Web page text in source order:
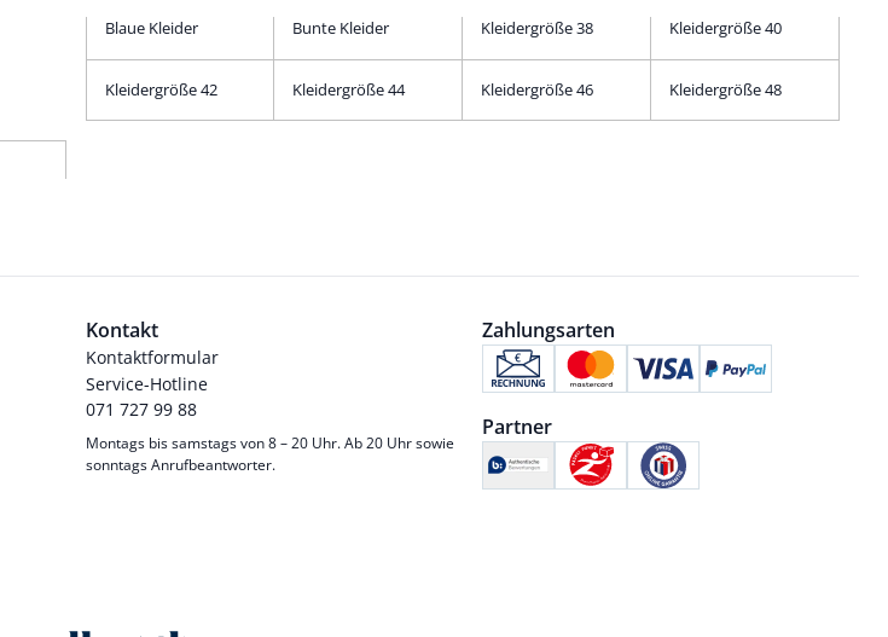
Blaue Kleider Bunte Kleider Kleidergröße 38 Kleidergröße 40
Kleidergröße 42 Kleidergröße 44 Kleidergröße 46 Kleidergröße 48
Kontakt
Kontaktformular
Service-Hotline
071 727 99 88
Montags bis samstags von 8 – 20 Uhr. Ab 20 Uhr sowie
sonntags Anrufbeantworter.
Zahlungsarten
Partner